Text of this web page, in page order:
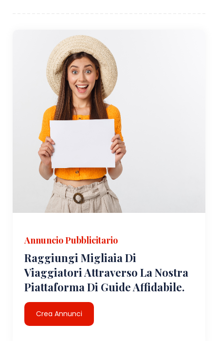
Annuncio Pubblicitario
Raggiungi Migliaia Di
Viaggiatori Attraverso La Nostra
Piattaforma Di Guide Affidabile.
Crea Annunci